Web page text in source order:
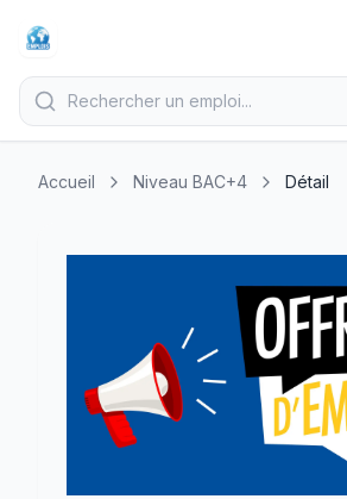
Accueil Niveau BAC+4 Détail